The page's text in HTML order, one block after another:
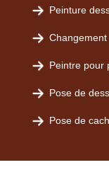
Peinture
Peintre pour
Pose de
Pose de